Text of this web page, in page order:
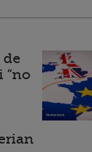
de
”no